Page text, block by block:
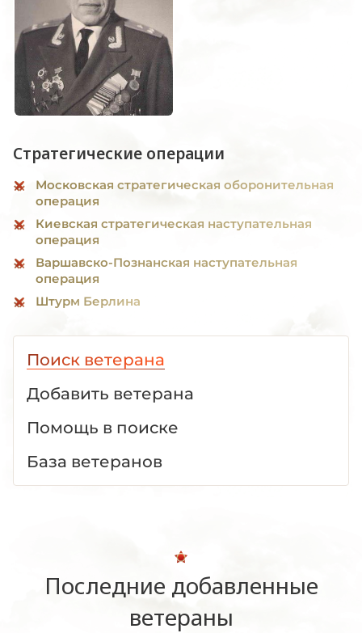
Стратегические операции
Московская стратегическая оборонительная
операция
Киевская стратегическая наступательная
операция
Варшавско-Познанская наступательная
операция
Штурм Берлина
Поиск ветерана
Добавить ветерана
Помощь в поиске
База ветеранов
Последние добавленные
ветераны